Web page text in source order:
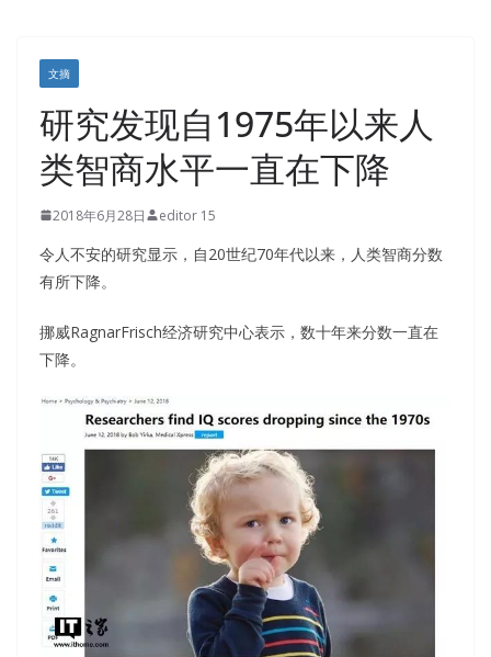
文摘
研究发现自1975年以来人
类智商水平一直在下降
2018年6月28日 editor 15
令人不安的研究显示，自20世纪70年代以来，人类智商分数
有所下降。
挪威RagnarFrisch经济研究中心表示，数十年来分数一直在
下降。